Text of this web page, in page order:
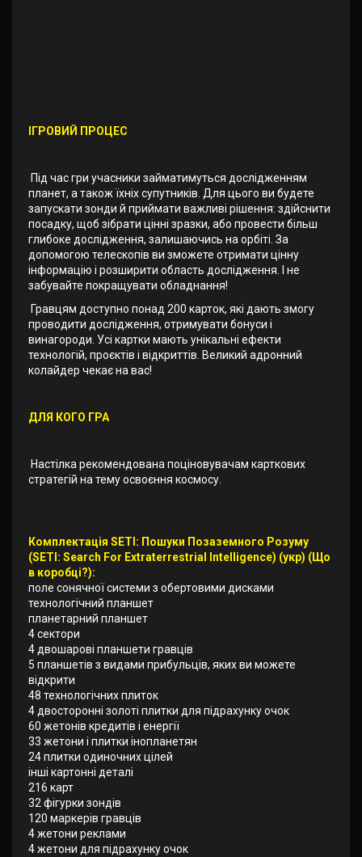
ІГРОВИЙ ПРОЦЕС
Під час гри учасники займатимуться дослідженням
планет, а також їхніх супутників. Для цього ви будете
запускати зонди й приймати важливі рішення: здійснити
посадку, щоб зібрати цінні зразки, або провести більш
глибоке дослідження, залишаючись на орбіті. За
допомогою телескопів ви зможете отримати цінну
інформацію і розширити область дослідження. І не
забувайте покращувати обладнання!
Гравцям доступно понад 200 карток, які дають змогу
проводити дослідження, отримувати бонуси і
винагороди. Усі картки мають унікальні ефекти
технологій, проєктів і відкриттів. Великий адронний
колайдер чекає на вас!
ДЛЯ КОГО ГРА
Настілка рекомендована поціновувачам карткових
стратегій на тему освоєння космосу.
Комплектація SETI: Пошуки Позаземного Розуму
(SETI: Search For Extraterrestrial Intelligence) (укр) (Що
в коробці?):
поле сонячної системи з обертовими дисками
технологічний планшет
планетарний планшет
4 сектори
4 двошарові планшети гравців
5 планшетів з видами прибульців, яких ви можете
відкрити
48 технологічних плиток
4 двосторонні золоті плитки для підрахунку очок
60 жетонів кредитів і енергії
33 жетони і плитки інопланетян
24 плитки одиночних цілей
інші картонні деталі
216 карт
32 фігурки зондів
120 маркерів гравців
4 жетони реклами
4 жетони для підрахунку очок